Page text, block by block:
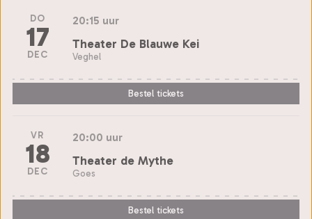
DO
17
DEC
20:15 uur
Theater De Blauwe Kei
Veghel
Bestel tickets
VR
18
DEC
20:00 uur
Theater de Mythe
Goes
Bestel tickets